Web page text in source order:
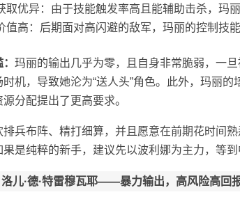
取优异：由于技能触发率高且能辅助击杀，玛
值高：后期面对高闪避的敌军，玛丽的控制技
玛丽的输出几乎为零，且自身非常脆弱，一
时机，导致她沦为“送人头”角色。此外，玛丽
分配提出了更高要求。
排兵布阵、精打细算，并且愿意在前期花时间
果是纯粹的新手，建议先以波利娜为主力，等到
洛儿·德·特雷穆瓦耶——暴力输出，高风险高回